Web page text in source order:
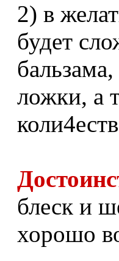
2) в
будет
ложки, а
блеск и
хорошо